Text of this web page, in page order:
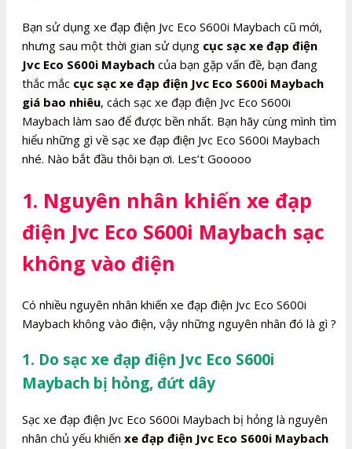
lượng
Bạn sử dụng xe đạp điện Jvc Eco S600i Maybach cũ mới,
nhưng sau một thời gian sử dụng cục sạc xe đạp điện
Jvc Eco S600i Maybach của bạn gặp vấn đề, bạn đang
thắc mắc cục sạc xe đạp điện Jvc Eco S600i Maybach
giá bao nhiêu, cách sạc xe đạp điện Jvc Eco S600i
Maybach làm sao để được bền nhất. Bạn hãy cùng mình tìm
hiểu những gì về sạc xe đạp điện Jvc Eco S600i Maybach
nhé. Nào bắt đầu thôi bạn ơi. Les’t Gooooo
1. Nguyên nhân khiến xe đạp
điện Jvc Eco S600i Maybach sạc
không vào điện
Có nhiều nguyên nhân khiến xe đạp điện Jvc Eco S600i
Maybach không vào điện, vậy những nguyên nhân đó là gì ?
1. Do sạc xe đạp điện Jvc Eco S600i
Maybach bị hỏng, đứt dây
Sạc xe đạp điện Jvc Eco S600i Maybach bị hỏng là nguyên
nhân chủ yếu khiến xe đạp điện Jvc Eco S600i Maybach